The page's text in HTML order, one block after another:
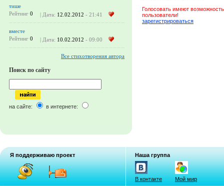
тише
Рейтинг 0 | Дата: 12.02.2012 - 21:41
вместе
Рейтинг 0 | Дата: 10.02.2012 - 09:00
Все стихотворения автора
Поиск по сайту
на сайте: в интернете:
Голосовать имеют
пользователи!
зарегистрироваться
Я поддерживаю проект Наша группа
В контакте Мой мир